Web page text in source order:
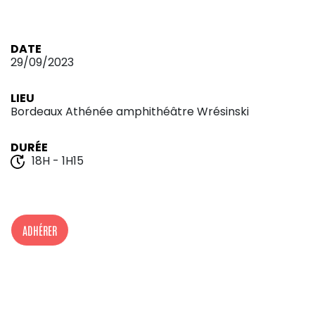
DATE
29/09/2023
LIEU
Bordeaux Athénée amphithéâtre Wrésinski
DURÉE
18H - 1H15
ADHÉRER